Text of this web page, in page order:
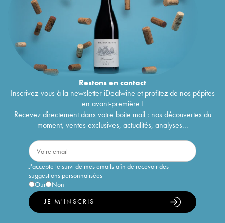
Restons encontact
Inscrivez-vous à la newsletter iDealwine et profitez de nos pépites
en avant-première !
Recevez directement dans votre boîte mail : nos découvertes du
moment, ventes exclusives, actualités, analyses...
J'accepte le suivi de mes emails afin de recevoir des
suggestions personnalisées
Oui
Non
JE M'INSCRIS